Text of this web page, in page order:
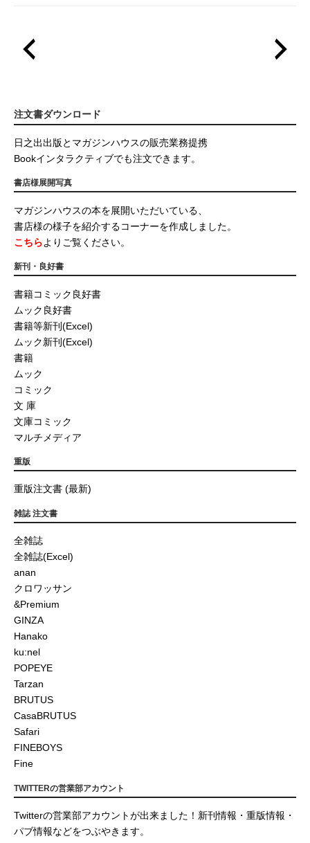
注文書ダウンロード
日之出出版とマガジンハウスの販売業務提携
Bookインタラクティブでも注文できます。
書店様展開写真
マガジンハウスの本を展開いただいている、
書店様の様子を紹介するコーナーを作成しました。
こちらよりご覧ください。
新刊・良好書
書籍コミック良好書
ムック良好書
書籍等新刊(Excel)
ムック新刊(Excel)
書籍
ムック
コミック
文 庫
文庫コミック
マルチメディア
重版
重版注文書 (最新)
雑誌 注文書
全雑誌
全雑誌(Excel)
anan
クロワッサン
&Premium
GINZA
Hanako
ku:nel
POPEYE
Tarzan
BRUTUS
CasaBRUTUS
Safari
FINEBOYS
Fine
TWITTERの営業部アカウント
Twitterの営業部アカウントが出来ました！新刊情報・重版情報・
パブ情報などをつぶやきます。